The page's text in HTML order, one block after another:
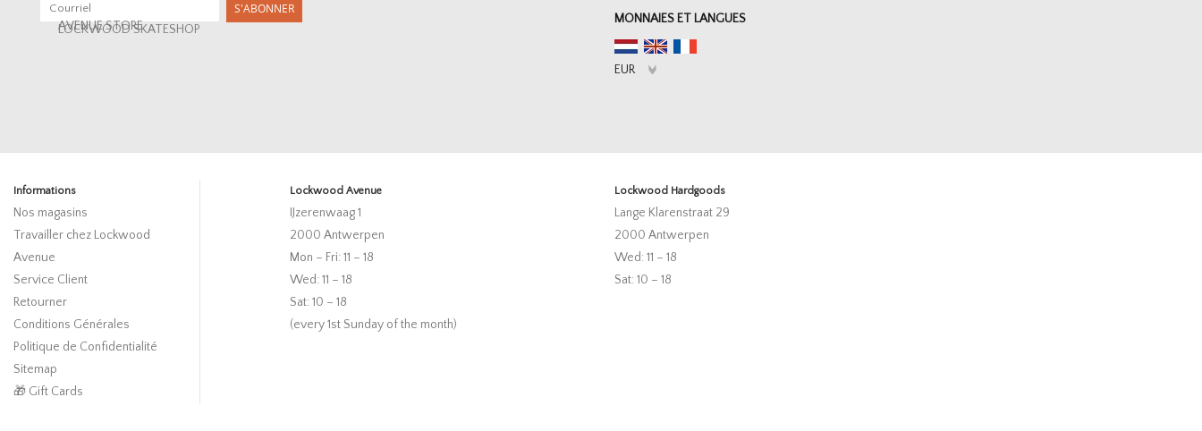
S'ABONNER
AVENUE STORE
LOCKWOOD SKATESHOP
MONNAIES ET LANGUES
Informations
Nos magasins
Travailler chez Lockwood
Avenue
Service Client
Retourner
Conditions Générales
Politique de Confidentialité
Sitemap
🎁 Gift Cards
Lockwood Avenue
IJzerenwaag 1
2000 Antwerpen
Mon – Fri: 11 – 18
Wed: 11 – 18
Sat: 10 – 18
(every 1st Sunday of the month)
Lockwood Hardgoods
Lange Klarenstraat 29
2000 Antwerpen
Wed: 11 – 18
Sat: 10 – 18